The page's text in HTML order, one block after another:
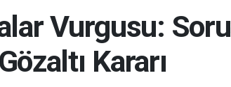
Vurgusu:
Gözaltı Kararı